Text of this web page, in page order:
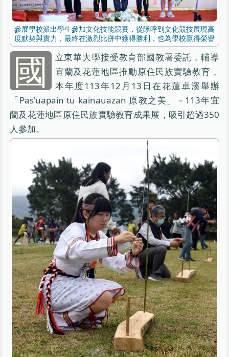
參展學校派出學生參加文化技能競賽，從隊呼到文化競技展現高
度默契與實力，最終在激烈比拼中獲得勝利，也為學校贏得榮譽
國
立東華大學接受教育部國教署委託，輔導
宜蘭及花蓮地區推動原住民族實驗教育，
本年度113年12月13日在花蓮卓溪舉辦
「Pas'uapain tu kainauazan 原教之美」－113年宜
蘭及花蓮地區原住民族實驗教育成果展，吸引超過350
人參加。